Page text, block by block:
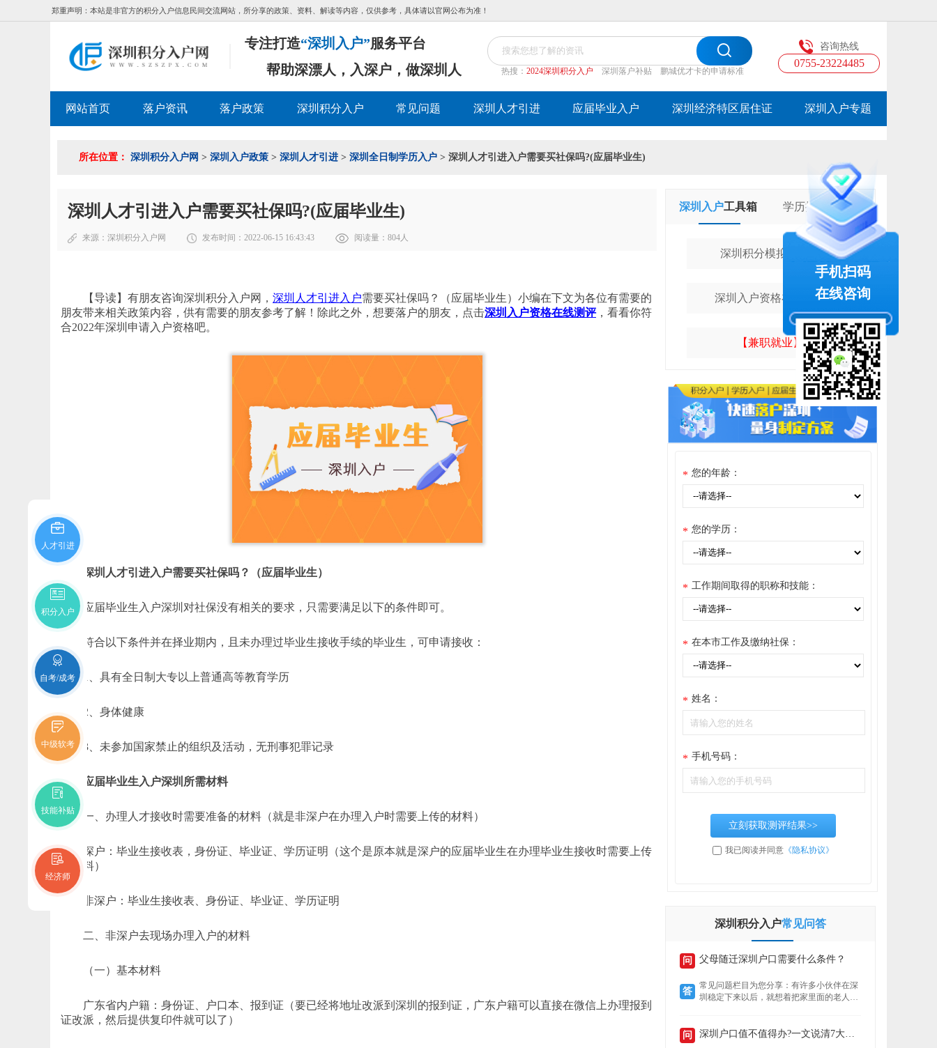
郑重声明：本站是非官方的积分入户信息民间交流网站，所分享的政策、资料、解读等内容，仅供参考，具体请以官网公布为准！
专注打造“深圳入户”服务平台
帮助深漂人，入深户，做深圳人
热搜： 2024深圳积分入户 深圳落户补贴 鹏城优才卡的申请标准
咨询热线
0755-23224485
网站首页 落户资讯 落户政策 深圳积分入户 常见问题 深圳人才引进 应届毕业入户 深圳经济特区居住证 深圳入户专题
所在位置： 深圳积分入户网 > 深圳入户政策 > 深圳人才引进 > 深圳全日制学历入户 > 深圳人才引进入户需要买社保吗?(应届毕业生)
深圳人才引进入户需要买社保吗?(应届毕业生)
来源：深圳积分入户网 发布时间：2022-06-15 16:43:43 阅读量：804人
【导读】有朋友咨询深圳积分入户网， 深圳人才引进入户需要买社保吗？（应届毕业生）小编在下文为各位有需要的
朋友带来相关政策内容，供有需要的朋友参考了解！除此之外，想要落户的朋友，点击深圳入户资格在线测评，看看你符
合2022年深圳申请入户资格吧。
深圳人才引进入户需要买社保吗？（应届毕业生）
应届毕业生入户深圳对社保没有相关的要求，只需要满足以下的条件即可。
符合以下条件并在择业期内，且未办理过毕业生接收手续的毕业生，可申请接收：
1、具有全日制大专以上普通高等教育学历
2、身体健康
3、未参加国家禁止的组织及活动，无刑事犯罪记录
应届毕业生入户深圳所需材料
一、办理人才接收时需要准备的材料（就是非深户在办理入户时需要上传的材料）
深户：毕业生接收表，身份证、毕业证、学历证明（这个是原本就是深户的应届毕业生在办理毕业生接收时需要上传
的材料）
非深户：毕业生接收表、身份证、毕业证、学历证明
二、非深户去现场办理入户的材料
（一）基本材料
广东省内户籍：身份证、户口本、报到证（要已经将地址改派到深圳的报到证，广东户籍可以直接在微信上办理报到
证改派，然后提供复印件就可以了）
深圳入户工具箱 学历提升工具箱
深圳积分模拟计算器
深圳入户资格在线测评
【兼职就业】
* 您的年龄：
* 您的学历：
* 工作期间取得的职称和技能：
* 在本市工作及缴纳社保：
* 姓名：
* 手机号码：
立刻获取测评结果>>
我已阅读并同意 《隐私协议》
深圳积分入户常见问答
问 父母随迁深圳户口需要什么条件？
答
常见问题栏目为您分享：有许多小伙伴在深
圳稳定下来以后，就想着把家里面的老人接
以后有什么好处？然后再来了解，父母随迁
问 深圳户口值不值得办?一文说清7大核心优势!
人才引进
积分入户
自考/成考
中级软考
技能补贴
经济师
手机扫码
在线咨询